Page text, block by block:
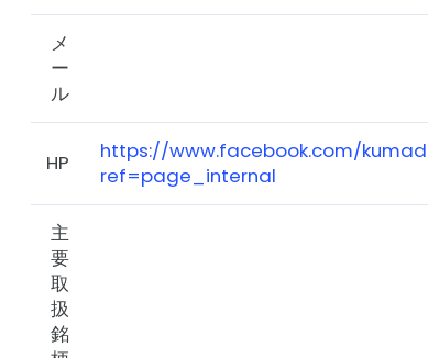
メ
ー
ル
HP
https://www.facebook.com/
ref=page_internal
主
要
取
扱
銘